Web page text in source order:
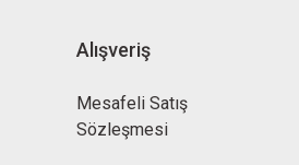
Alışveriş
Mesafeli Satış
Sözleşmesi